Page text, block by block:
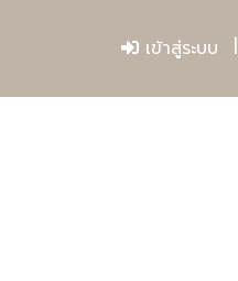
เข้าสู่ระบบ